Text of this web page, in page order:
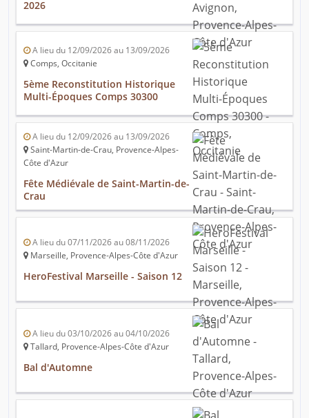
2026
A lieu du 12/09/2026 au 13/09/2026
Comps, Occitanie
5ème Reconstitution Historique
Multi-Époques Comps 30300
A lieu du 12/09/2026 au 13/09/2026
Saint-Martin-de-Crau, Provence-Alpes-
Côte d'Azur
Fête Médiévale de Saint-Martin-de-
Crau
A lieu du 07/11/2026 au 08/11/2026
Marseille, Provence-Alpes-Côte d'Azur
HeroFestival Marseille - Saison 12
A lieu du 03/10/2026 au 04/10/2026
Tallard, Provence-Alpes-Côte d'Azur
Bal d'Automne